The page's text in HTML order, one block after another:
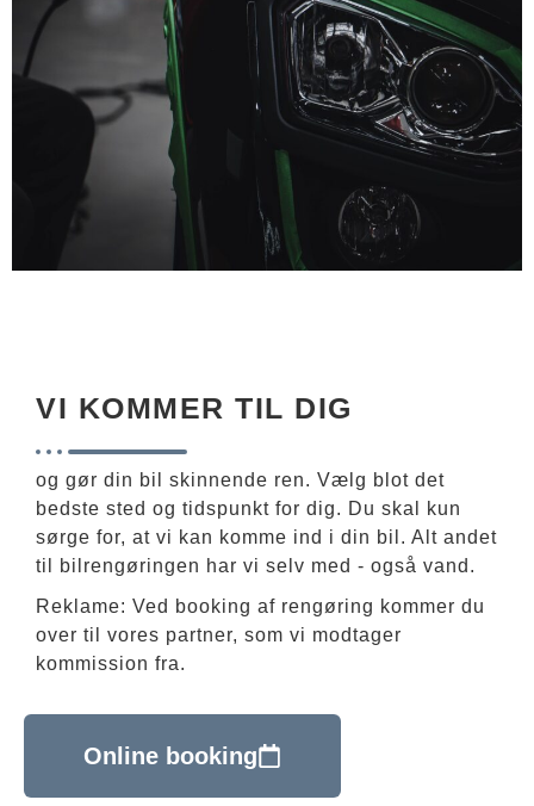
VI KOMMER TIL DIG
og gør din bil skinnende ren. Vælg blot det
bedste sted og tidspunkt for dig. Du skal kun
sørge for, at vi kan komme ind i din bil. Alt andet
til bilrengøringen har vi selv med - også vand.
Reklame: Ved booking af rengøring kommer du
over til vores partner, som vi modtager
kommission fra.
Online booking